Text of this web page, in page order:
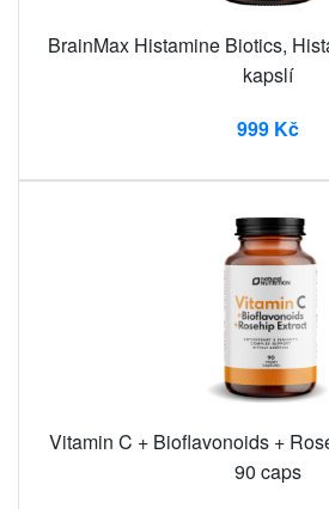
BrainMax Histamine Biotics,
kapslí
999 Kč
Vitamin C + Bioflavonoids +
90 caps